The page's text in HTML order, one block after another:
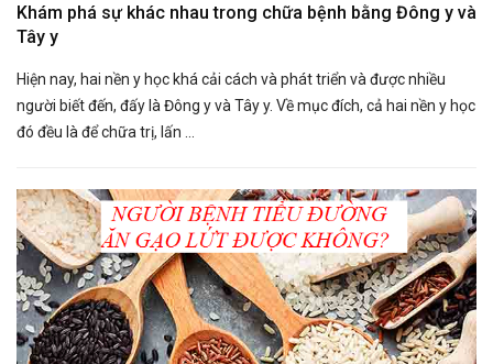
Khám phá sự khác nhau trong chữa bệnh bằng Đông y và
Tây y
Hiện nay, hai nền y học khá cải cách và phát triển và được nhiều
người biết đến, đấy là Đông y và Tây y. Về mục đích, cả hai nền y học
đó đều là để chữa trị, lấn ...